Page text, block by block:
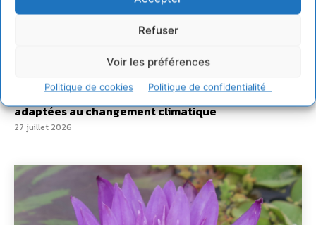
Refuser
Voir les préférences
Politique de cookies Politique de confidentialité
développement des forêts comestibles dans nos
L’éco-anxiété informe et l’éco-lucidité transforme
adaptées au changement climatique
27 juillet 2026